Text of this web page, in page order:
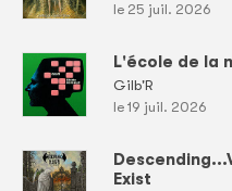
le 25 juil. 2026
L'école de la
Gilb'R
le 19 juil. 2026
Exist